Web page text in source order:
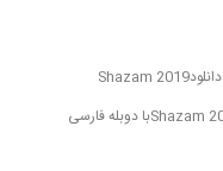
دانلودShazam 2019